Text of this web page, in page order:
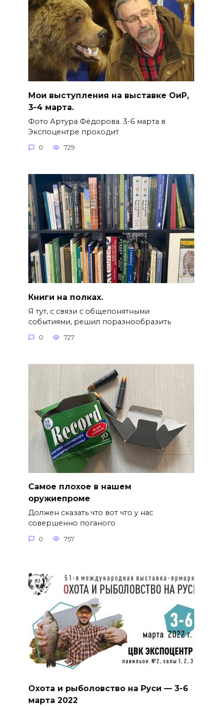
Мои выступления на выставке ОиР,
3-4 марта.
Фото Артура Фёдорова. 3-6 марта в
Экспоцентре проходит
0 729
Книги на полках.
Я тут, с связи с общепонятными
событиями, решил поразнообразить
0 727
Самое плохое в нашем
оружиепроме
Должен сказать что вот что у нас
совершенно поганого
0 757
Охота и рыболовство на Руси — 3-6
марта 2022